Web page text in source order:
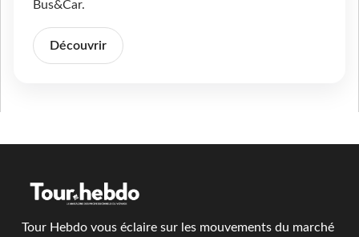
Bus&Car.
Découvrir
Tour Hebdo vous éclaire sur les mouvements du marché